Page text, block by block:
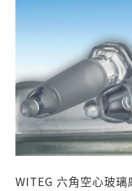
WITEG 六角空心玻